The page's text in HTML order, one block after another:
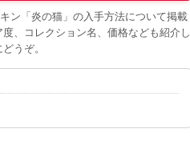
ン「炎の猫」の入手方法について掲載
、コレクション名、価格なども紹介し
うぞ。